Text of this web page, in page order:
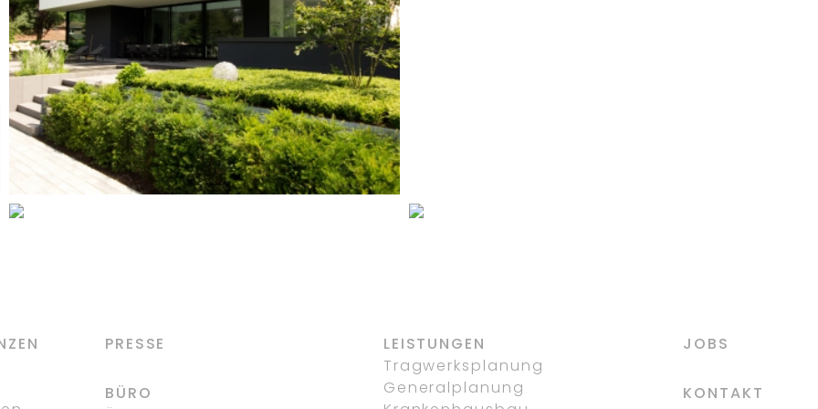
DOPPEL- UND TIEFGARAGE
DORSTEN
EINFAMILIENHAUS MIT
DREIFACHGARAGE UND
PRESSE
BÜRO
LEISTUNGEN
Tragwerksplanung
Generalplanung
JOBS
KONTAKT